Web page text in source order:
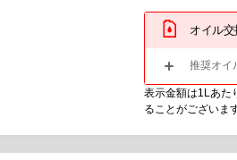
オイル交
推奨オイ
表示金額は1Lあた
ることがございます